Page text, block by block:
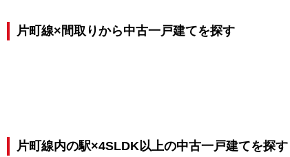
片町線×間取りから中古一戸建てを探す
片町線内の駅×4SLDK以上の中古一戸建てを探す